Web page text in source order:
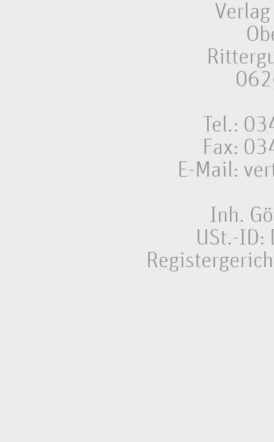
Tel.:
Fax:
E-Mail:
Inh.
USt.-